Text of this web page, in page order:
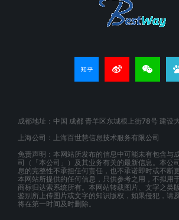
成都地址：中国 成都 青羊区东城根上街78号 建设
上海公司：上海百世慧信息技术服务有限公司
免责声明：本网站所发布的信息中可能未有包含与
司（「本公司」）及其业务有关的最新信息。本公
息的完整性不承担任何责任，也不承诺即时或不断
本网站所提供的任何信息，只供参考之用，不拟用
商标归达索系统所有。本网站转载图片、文字之类
鉴别所上传图片或文字的知识版权，如果侵犯，请
将在第一时间及时删除。